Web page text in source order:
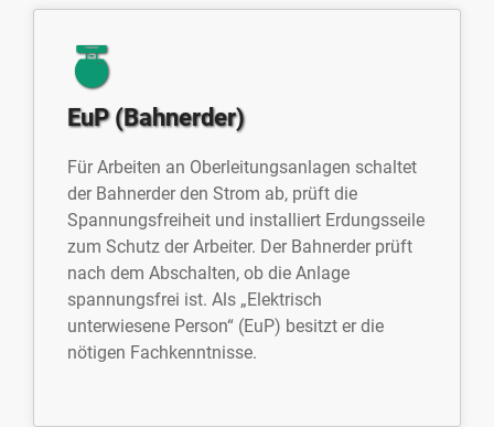
EuP (Bahnerder)
Für Arbeiten an Oberleitungsanlagen schaltet
der Bahnerder den Strom ab, prüft die
Spannungsfreiheit und installiert Erdungsseile
zum Schutz der Arbeiter. Der Bahnerder prüft
nach dem Abschalten, ob die Anlage
spannungsfrei ist. Als „Elektrisch
unterwiesene Person“ (EuP) besitzt er die
nötigen Fachkenntnisse.